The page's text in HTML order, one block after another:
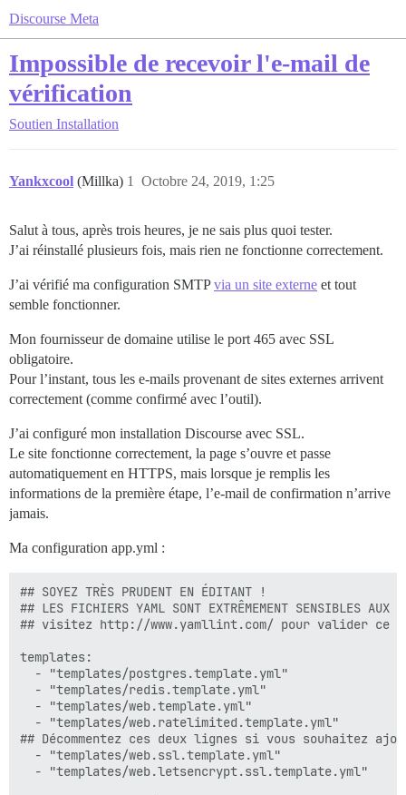
Discourse Meta
Impossible de recevoir l'e-mail de
vérification
Soutien Installation
Yankxcool (Millka) Octobre 24, 2019, 1:25
1
Salut à tous, après trois heures, je ne sais plus quoi tester.
J’ai réinstallé plusieurs fois, mais rien ne fonctionne correctement.
J’ai vérifié ma configuration SMTPvia un site externe et tout
semble fonctionner.
Mon fournisseur de domaine utilise le port 465 avec SSL
obligatoire.
Pour l’instant, tous les e-mails provenant de sites externes arrivent
correctement (comme confirmé avec l’outil).
J’ai configuré mon installation Discourse avec SSL.
Le site fonctionne correctement, la page s’ouvre et passe
automatiquement en HTTPS, mais lorsque je remplis les
informations de la première étape, l’e-mail de confirmation n’arrive
jamais.
Ma configuration app.yml :
## SOYEZ TRÈS PRUDENT EN ÉDITANT !
## LES FICHIERS YAML SONT EXTRÊMEMENT SENSIBLES AUX
## visitez http://www.yamllint.com/ pour valider ce
templates:
  - "templates/postgres.template.yml"
  - "templates/redis.template.yml"
  - "templates/web.template.yml"
  - "templates/web.ratelimited.template.yml"
## Décommentez ces deux lignes si vous souhaitez
  - "templates/web.ssl.template.yml"
  - "templates/web.letsencrypt.ssl.template.yml"